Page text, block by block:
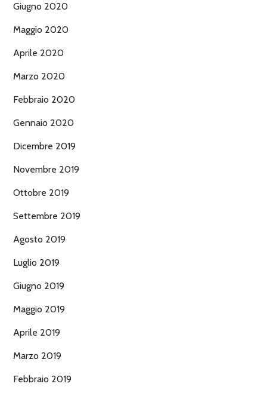
Giugno 2020
Maggio 2020
Aprile 2020
Marzo 2020
Febbraio 2020
Gennaio 2020
Dicembre 2019
Novembre 2019
Ottobre 2019
Settembre 2019
Agosto 2019
Luglio 2019
Giugno 2019
Maggio 2019
Aprile 2019
Marzo 2019
Febbraio 2019